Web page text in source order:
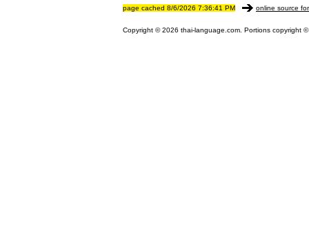
page cached 8/6/2026 7:36:41 PM online source
Copyright © 2026 thai-language.com. Portions copyright